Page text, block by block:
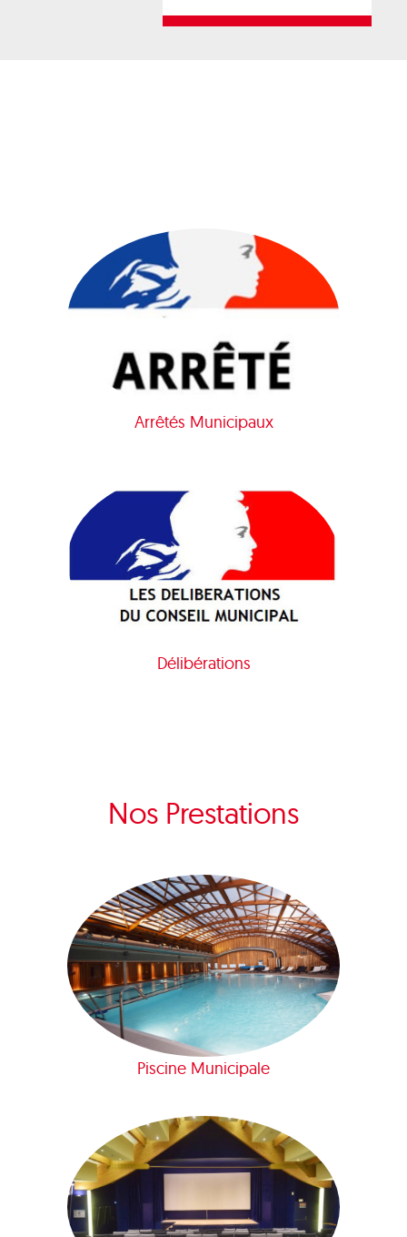
Arrêtés Municipaux
Délibérations
Nos Prestations
Piscine Municipale